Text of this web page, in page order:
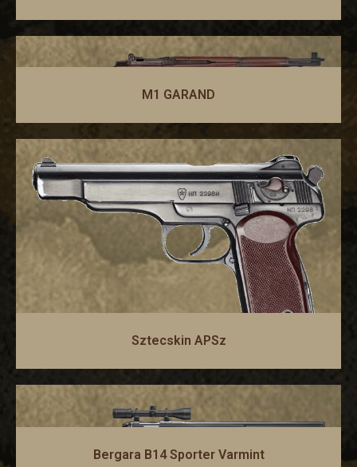
M1 GARAND
Sztecskin APSz
Bergara B14 Sporter Varmint